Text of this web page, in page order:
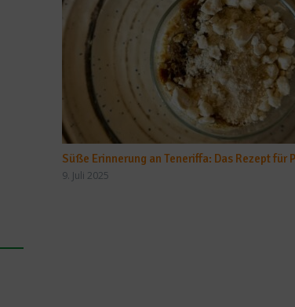
Süße Erinnerung an Teneriffa: Das Rezept für
9. Juli 2025